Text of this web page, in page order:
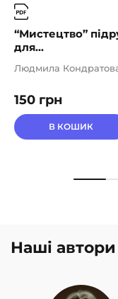
“Мистецтво”
для...
150 грн
Людмила
В КОШИК
Наші автори